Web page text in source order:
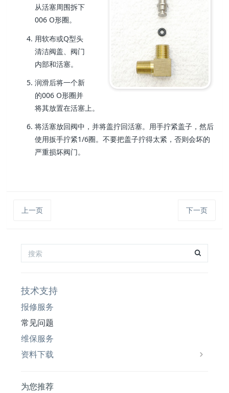
从活塞周围拆下
006 O形圈。
用软布或Q型头
清洁阀盖、阀门
内部和活塞。
润滑后将一个新
的006 O形圈并
将其放置在活塞上。
将活塞放回阀中，并将盖拧回活塞。用手拧紧盖子，然后
使用扳手拧紧1/6圈。不要把盖子拧得太紧，否则会坏的
严重损坏阀门。
上一页 下一页
技术支持
报修服务
常见问题
维保服务
资料下载
为您推荐